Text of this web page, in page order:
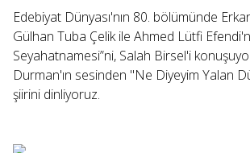
Edebiyat Dünyası'nın 80. bölümünde
Gülhan Tuba Çelik ile Ahmed Lütfi
Seyahatnamesi”ni, Salah Birsel'i
Durman'ın sesinden "Ne Diyeyim Yalan
şiirini dinliyoruz.